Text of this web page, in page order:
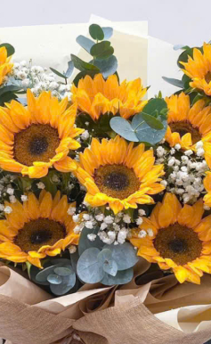
CẤP HOA TỐT NGHIỆP CHẤT
Minh
CỦA HOA
tốt nghiệp?
Dịch Vụ Cung Cấp
NGHIỆP ĐÁNG NHỚ
và tương lai tươi sáng
thành
may mắn